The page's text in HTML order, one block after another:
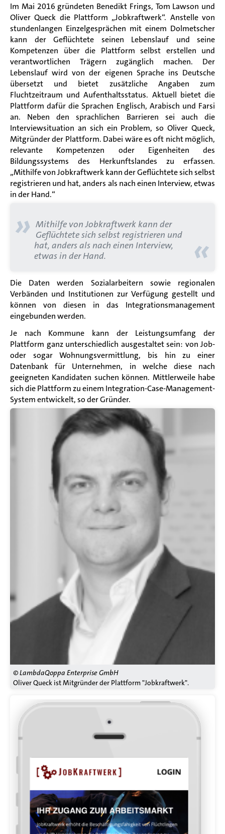
Im Mai 2016 gründeten Benedikt Frings, Tom Lawson und
Oliver Queck die Plattform „Jobkraftwerk“. Anstelle von
stundenlangen Einzelgesprächen mit einem Dolmetscher
kann der Geflüchtete seinen Lebenslauf und seine
Kompetenzen über die Plattform selbst erstellen und
verantwortlichen Trägern zugänglich machen. Der
Lebenslauf wird von der eigenen Sprache ins Deutsche
übersetzt und bietet zusätzliche Angaben zum
Fluchtzeitraum und Aufenthaltsstatus. Aktuell bietet die
Plattform dafür die Sprachen Englisch, Arabisch und Farsi
an. Neben den sprachlichen Barrieren sei auch die
Interviewsituation an sich ein Problem, so Oliver Queck,
Mitgründer der Plattform. Dabei wäre es oft nicht möglich,
relevante Kompetenzen oder Eigenheiten des
Bildungssystems des Herkunftslandes zu erfassen.
„Mithilfe von Jobkraftwerk kann der Geflüchtete sich selbst
registrieren und hat, anders als nach einen Interview, etwas
in der Hand.“
» Mithilfe von Jobkraftwerk kann der
Geflüchtete sich selbst registrieren und
hat, anders als nach einen Interview,
etwas in der Hand.
«
Die Daten werden Sozialarbeitern sowie regionalen
Verbänden und Institutionen zur Verfügung gestellt und
können von diesen in das Integrationsmanagement
eingebunden werden.
Je nach Kommune kann der Leistungsumfang der
Plattform ganz unterschiedlich ausgestaltet sein: von Job-
oder sogar Wohnungsvermittlung, bis hin zu einer
Datenbank für Unternehmen, in welche diese nach
geeigneten Kandidaten suchen können. Mittlerweile habe
sich die Plattform zu einem Integration-Case-Management-
System entwickelt, so der Gründer.
© LambdaQoppa Enterprise GmbH
Oliver Queck ist Mitgründer der Plattform "Jobkraftwerk".